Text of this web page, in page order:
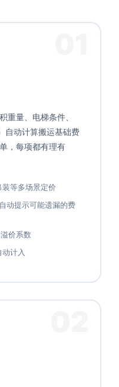
重量、电梯条件、
自动计算搬运基础费
，每项都有理有
等多场景定价
动提示可能遗漏的费
价系数
计入